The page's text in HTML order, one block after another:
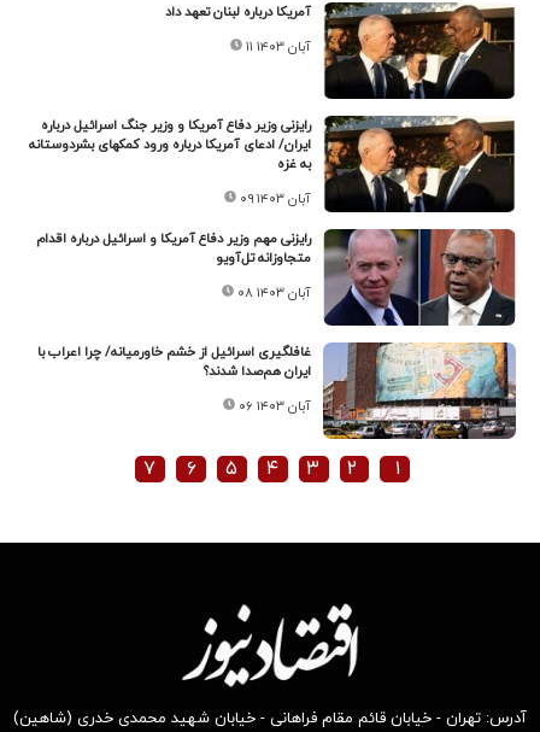
آمریکا درباره لبنان تعهد داد
۱۱ آبان ۱۴۰۳
رایزنی وزیر دفاع آمریکا و وزیر جنگ اسرائیل درباره
ایران/ ادعای آمریکا درباره ورود کمکهای بشردوستانه
به غزه
۰۹ آبان ۱۴۰۳
رایزنی مهم وزیر دفاع آمریکا و اسرائیل درباره اقدام
متجاوزانه تل‌آویو
۰۸ آبان ۱۴۰۳
غافلگیری اسرائیل از خشم خاورمیانه/ چرا اعراب با
ایران هم‌صدا شدند؟
۰۶ آبان ۱۴۰۳
۱ ۲ ۳ ۴ ۵ ۶ ۷
آدرس: تهران - خیابان قائم مقام فراهانی - خیابان شهید محمدی خدری (شاهین)